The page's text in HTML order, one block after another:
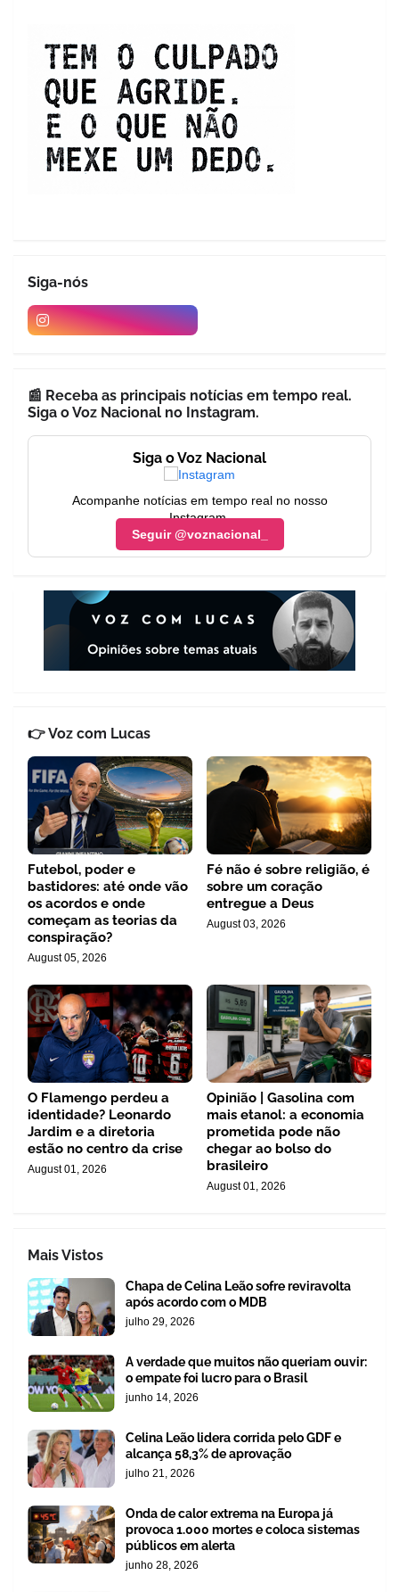
Siga-nós
📰 Receba as principais notícias em tempo real.
Siga o Voz Nacional no Instagram.
Siga o Voz Nacional
Acompanhe notícias em tempo real no nosso
Instagram.
Seguir @voznacional_
👉 Voz com Lucas
Futebol, poder e
bastidores: até onde vão
os acordos e onde
começam as teorias da
conspiração?
August 05, 2026
Fé não é sobre religião, é
sobre um coração
entregue a Deus
August 03, 2026
O Flamengo perdeu a
identidade? Leonardo
Jardim e a diretoria
estão no centro da crise
August 01, 2026
Opinião | Gasolina com
mais etanol: a economia
prometida pode não
chegar ao bolso do
brasileiro
August 01, 2026
Mais Vistos
Chapa de Celina Leão sofre reviravolta
após acordo com o MDB
julho 29, 2026
A verdade que muitos não queriam ouvir:
o empate foi lucro para o Brasil
junho 14, 2026
Celina Leão lidera corrida pelo GDF e
alcança 58,3% de aprovação
julho 21, 2026
Onda de calor extrema na Europa já
provoca 1.000 mortes e coloca sistemas
públicos em alerta
junho 28, 2026